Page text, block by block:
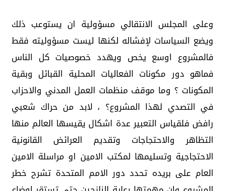
وعلى المجلس الانتقالي مسؤولية ان يستوعب ذلك
ويضع السياسات لإفشاله لكنها ليست مسؤوليته فقط
فالمشروع اوسع يخص ويهدد خصوصيات كل الناس
فماهو دور مكونات الفعاليات المحلية القبائل وبقية
المكونات ؟ وما موقف منظمات العمل المدني والاحزاب
في التصدي لهذا المشروع؟ ، لابد من حراك شعبي
رافض فلقياس التعبير عدة اشكال يقيسها العالم منها
التظاهر والاحتجاجات وتقديم العرائض القانونية
الاحتجاجية وتسليمها لمكتب الامين او مراسلة الامين
العام على بريده تحدد دور الامم المتحدة تشرح خطر